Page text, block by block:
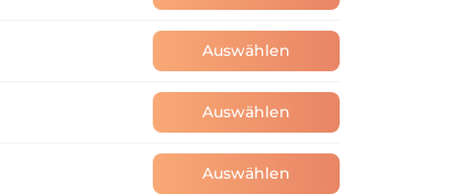
Auswählen
Auswählen
Auswählen